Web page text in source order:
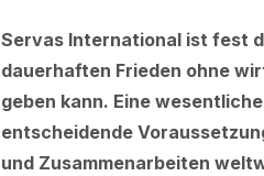
Servas International ist fest
dauerhaften Frieden ohne
geben kann. Eine
entscheidende
und Zusammenarbeiten